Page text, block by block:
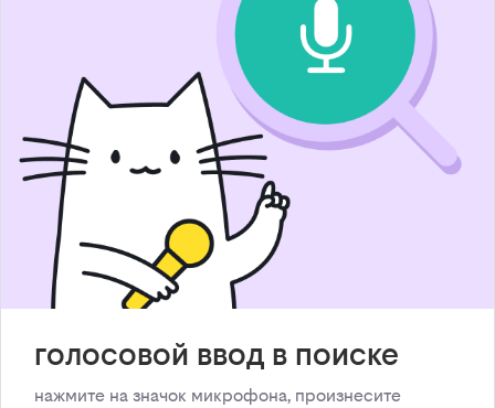
голосовой ввод в поиске
нажмите на значок микрофона, произнесите